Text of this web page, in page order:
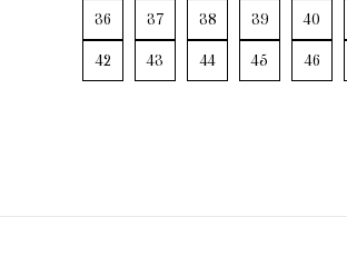
36 37 38 39 40
42 43 44 45 46